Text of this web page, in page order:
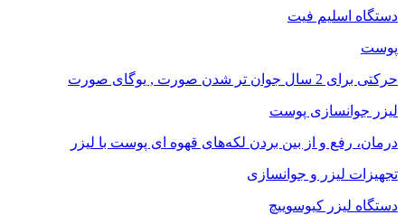
دستگاه اسلیم فیت
پوست
حرکتی برای 2 سال جوان تر شدن صورت , یوگای صورت
لیزر جوانسازی پوست
درمان، رفع و از بین بردن لکه‌های قهوه ای پوست با لیزر
تجهیزات لیزر و جوانسازی
دستگاه لیزر کیوسوییچ